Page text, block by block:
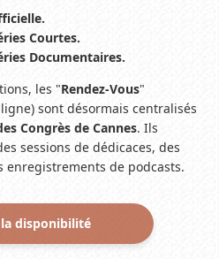
Courtes.
Documentaires.
les "Rendez-Vous"
sont désormais centralisés
Congrès de Cannes. Ils
sessions de dédicaces, des
enregistrements de podcasts.
disponibilité